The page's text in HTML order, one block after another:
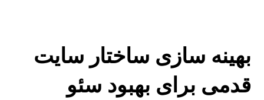
بهینه سازی ساختار سایت
قدمی برای بهبود سئو